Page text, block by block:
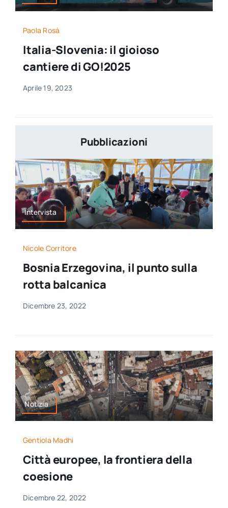
Paola Rosà
Italia-Slovenia: il gioioso
cantiere di GO!2025
Aprile 19, 2023
Pubblicazioni
Intervista
Nicole Corritore
Bosnia Erzegovina, il punto sulla
rotta balcanica
Dicembre 23, 2022
Notizia
Gentiola Madhi
Città europee, la frontiera della
coesione
Dicembre 22, 2022